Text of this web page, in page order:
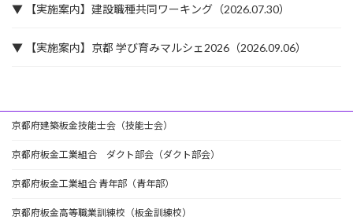
▼ 【実施案内】建設職種共同ワーキング（2026.07.30）
▼ 【実施案内】京都 学び育みマルシェ2026（2026.09.06）
京都府建築板金技能士会（技能士会）
京都府板金工業組合 ダクト部会（ダクト部会）
京都府板金工業組合 青年部（青年部）
京都府板金高等職業訓練校（板金訓練校）